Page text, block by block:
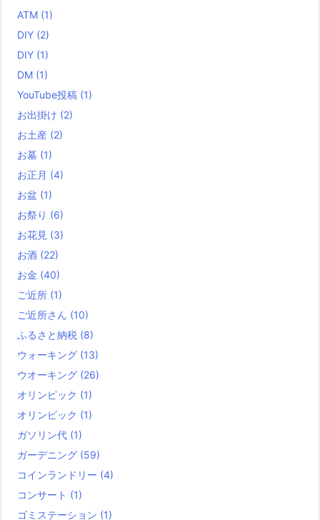
ATM (1)
DIY (2)
DIY (1)
DM (1)
YouTube投稿 (1)
お出掛け (2)
お土産 (2)
お墓 (1)
お正月 (4)
お盆 (1)
お祭り (6)
お花見 (3)
お酒 (22)
お金 (40)
ご近所 (1)
ご近所さん (10)
ふるさと納税 (8)
ウォーキング (13)
ウオーキング (26)
オリンピック (1)
オリンピック (1)
ガソリン代 (1)
ガーデニング (59)
コインランドリー (4)
コンサート (1)
ゴミステーション (1)